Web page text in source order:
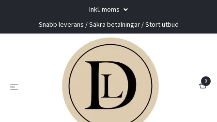
Inkl. moms
Snabb leverans / Säkra betalningar / Stort utbud
0